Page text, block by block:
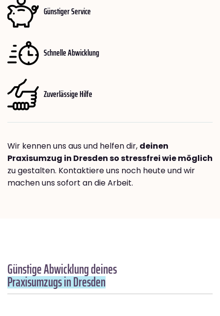
Günstiger Service
Schnelle Abwicklung
Zuverlässige Hilfe
Wir kennen uns aus und helfen dir, deinen
Praxisumzug in Dresden so stressfrei wie möglich
zu gestalten. Kontaktiere uns noch heute und wir
machen uns sofort an die Arbeit.
Günstige Abwicklung deines
Praxisumzugs in Dresden